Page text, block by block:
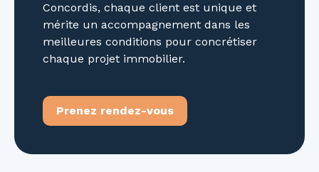
Concordis, chaque client est unique et
mérite un accompagnement dans les
meilleures conditions pour concrétiser
chaque projet immobilier.
Prenez rendez-vous